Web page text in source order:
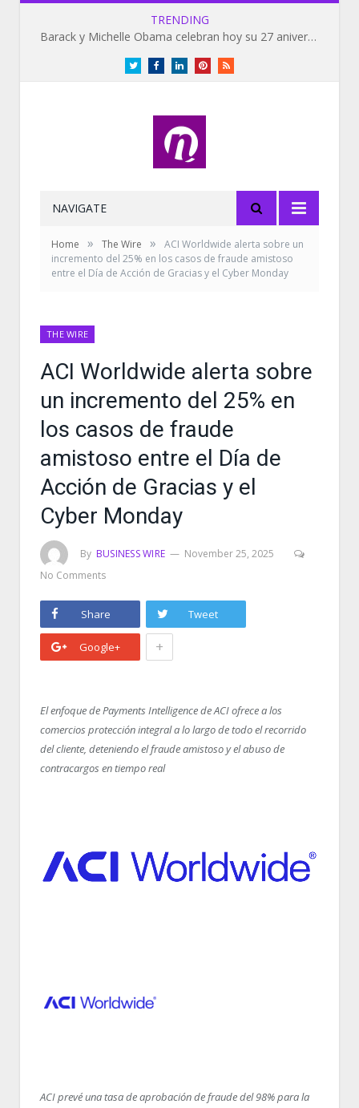
TRENDING
Barack y Michelle Obama celebran hoy su 27 aniversario de bodas
TwitterFacebookLinkedInPinterestRSS
NAVIGATE
Home » The Wire »
ACI Worldwide alerta sobre un
incremento del 25% en los casos de fraude amistoso
entre el Día de Acción de Gracias y el Cyber Monday
THE WIRE
ACI Worldwide alerta sobre
un incremento del 25% en
los casos de fraude
amistoso entre el Día de
Acción de Gracias y el
Cyber Monday
By BUSINESS WIRE
November 25, 2025
No Comments
Share Tweet
Google+ +
El enfoque de Payments Intelligence de ACI ofrece a los
comercios protección integral a lo largo de todo el recorrido
del cliente, deteniendo el fraude amistoso y el abuso de
contracargos en tiempo real
ACI prevé una tasa de aprobación de fraude del 98% para la